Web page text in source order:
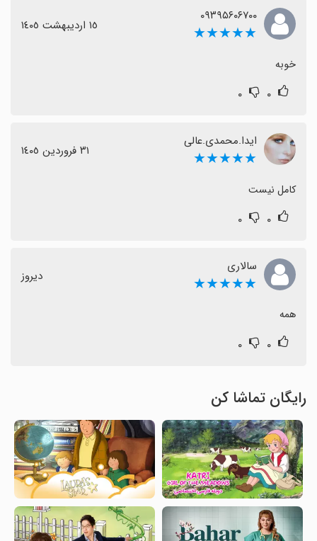
۰۹۳۹۵۶۰۶۷۰۰
★★★★★ ١٥ اردیبهشت ١٤٠٥
خوبه
۰ ۰
ایدا.محمدی.عالی
★★★★★ ٣١ فروردین ١٤٠٥
کامل نیست
۰ ۰
سالاری
★★★★★ دیروز
همه
۰ ۰
رایگان تماشا کن